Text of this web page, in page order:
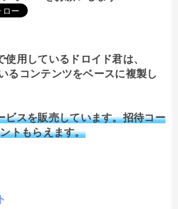
用しているドロイド君は、
るコンテンツをベースに複製し
スを販売しています。招待コー
トもらえます。